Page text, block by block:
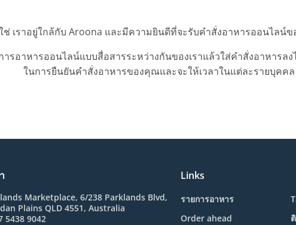
ช่ เราอยู่ใกล้กับ Aroona และมีความยินดีที่จะรับคำสั่งอาหารออนไลน์
ารอาหารออนไลน์แบบสื่อสารระหว่างกันของเราแล้วใส่คำสั่งอาหารล
ในการยืนยันคำสั่งอาหารของคุณและจะให้เวลาในแต่ละรายบุคคล
Marketplace, 6/238 Parklands Blvd,
Plains QLD 4551, Australia
5438 9042
Links
รายการอาหาร
Order ahead